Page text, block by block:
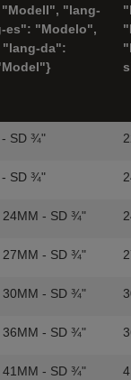
"lang-
es": "Modelo",
da":
- SD ¾"
- SD ¾"
24MM - SD ¾"
27MM - SD ¾"
30MM - SD ¾"
36MM - SD ¾"
41MM - SD ¾"